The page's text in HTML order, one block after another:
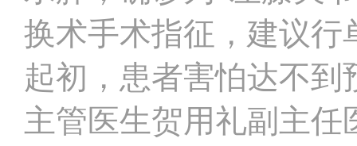
换术手术指征，建议行
起初，患者害怕达不
主管医生贺用礼副主